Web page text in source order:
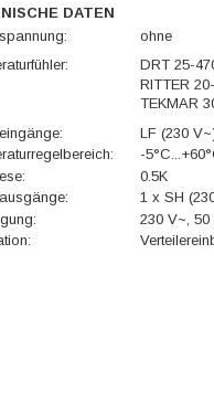
DATEN
ohne
DRT 25-
RITTER
TEKMAR
LF (230
-
0.5K
1 x SH
230 V~, 50